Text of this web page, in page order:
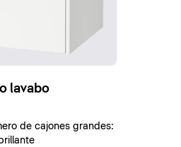
lavabo
de cajones grandes: